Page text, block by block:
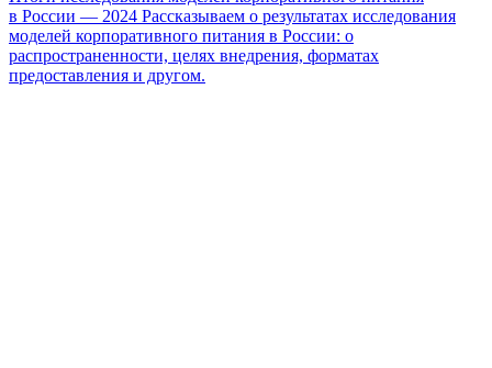
в России — 2024 Рассказываем о результатах исследования
моделей корпоративного питания в России: о
распространенности, целях внедрения, форматах
предоставления и другом.